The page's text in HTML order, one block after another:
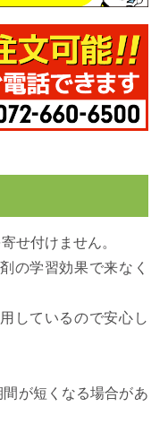
せ付けません。
の学習効果で来なく
しているので安心し
が短くなる場合があ